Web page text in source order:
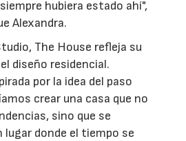
hubiera estado ahí",
Alexandra.
The House refleja su
diseño residencial.
por la idea del paso
crear una casa que no
sino que se
donde el tiempo se